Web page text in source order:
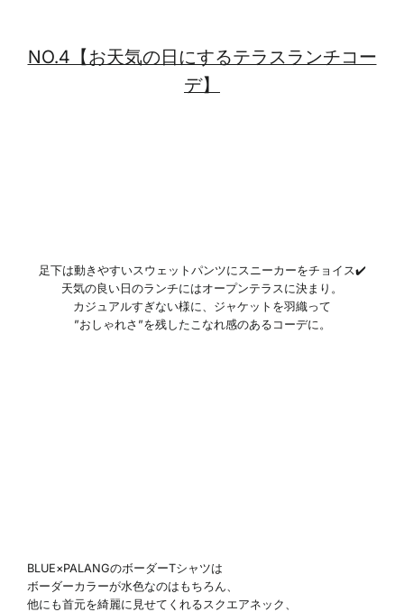
NO.4【お天気の日にするテラスランチコー
デ】
足下は動きやすいスウェットパンツにスニーカーをチョイス✔️
天気の良い日のランチにはオープンテラスに決まり。
カジュアルすぎない様に、ジャケットを羽織って
”おしゃれさ”を残したこなれ感のあるコーデに。
BLUE×PALANGのボーダーTシャツは
ボーダーカラーが水色なのはもちろん、
他にも首元を綺麗に見せてくれるスクエアネック、